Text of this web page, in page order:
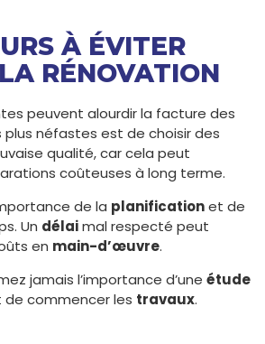
À ÉVITER
RÉNOVATION
peuvent alourdir la facture des
plus néfastes est de choisir des
qualité, car cela peut
coûteuses à long terme.
de la planificationet de
Un délaimal respecté peut
en main-d’œuvre.
jamais l’importance d’une étude
commencer les travaux.